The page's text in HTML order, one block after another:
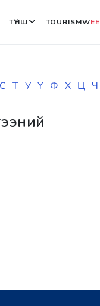
ТҮНШ TOURISMWEE
С Т У Ү Ф Х Ц Ч